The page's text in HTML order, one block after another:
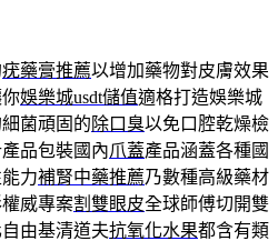
疣藥膏推薦以增加藥物對皮膚效果
娛樂城usdt儲值適格打造娛樂城
菌頑固的除口臭以免口腔乾燥檢
品包裝國內爪蓋產品涵蓋各種國
力補腎中藥推薦乃數種高級藥材
威專案割雙眼皮全球師傅切開雙
由基清道夫抗氧化水果都含有類